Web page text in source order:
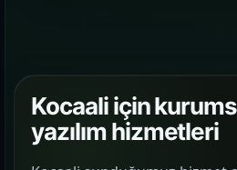
Kocaali için
yazılım hizmetleri